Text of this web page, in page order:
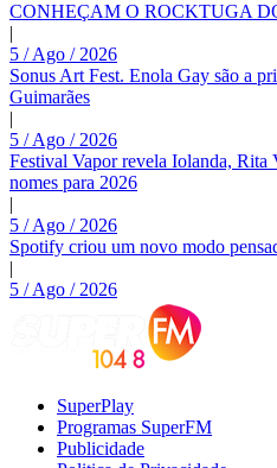
CONHEÇAM O ROCKTUGA
|
5 / Ago / 2026
Sonus Art Fest. Enola Gay são a
Guimarães
|
5 / Ago / 2026
Festival Vapor revela Iolanda,
nomes para 2026
|
5 / Ago / 2026
Spotify criou um novo modo
|
5 / Ago / 2026
SuperPlay
Programas SuperFM
Publicidade